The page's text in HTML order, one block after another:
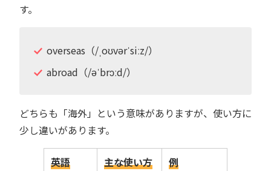
す。
overseas（/ˌoʊvərˈsiːz/）
abroad（/əˈbrɔːd/）
どちらも「海外」という意味がありますが、使い方に
少し違いがあります。
英語 主な使い方 例